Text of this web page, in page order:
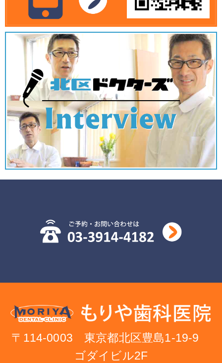
〒114-0003 東京都北区豊島1-19-9
ゴダイビル2F